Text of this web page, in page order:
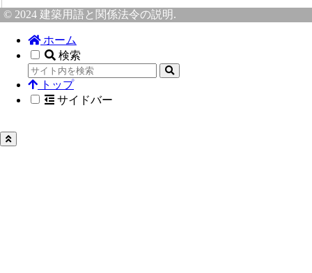
© 2024 建築用語と関係法令の説明.
ホーム
検索
トップ
サイドバー